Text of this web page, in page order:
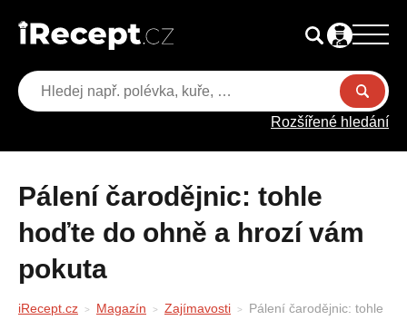
Rozšířené hledání
Pálení čarodějnic: tohle
hoďte do ohně a hrozí vám
pokuta
iRecept.cz Magazín Zajímavosti
Pálení čarodějnic: tohle